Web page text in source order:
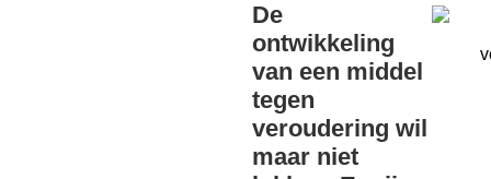
De
ontwikkeling
van een middel
tegen
veroudering wil
maar niet